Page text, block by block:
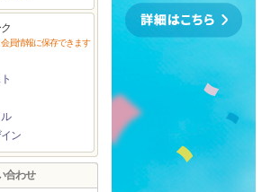
員情報に保存できます
ン
合わせ